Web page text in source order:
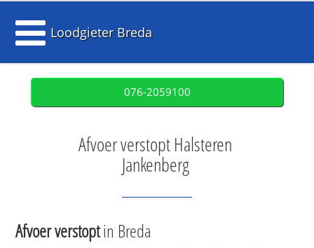
Loodgieter Breda
076-2059100
Afvoer verstopt Halsteren
Jankenberg
Afvoer verstoptin Breda